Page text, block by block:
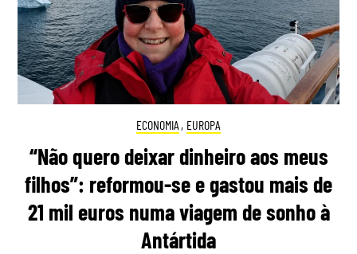
ECONOMIA , EUROPA
“Não quero deixar dinheiro aos meus
filhos”: reformou-se e gastou mais de
21 mil euros numa viagem de sonho à
Antártida